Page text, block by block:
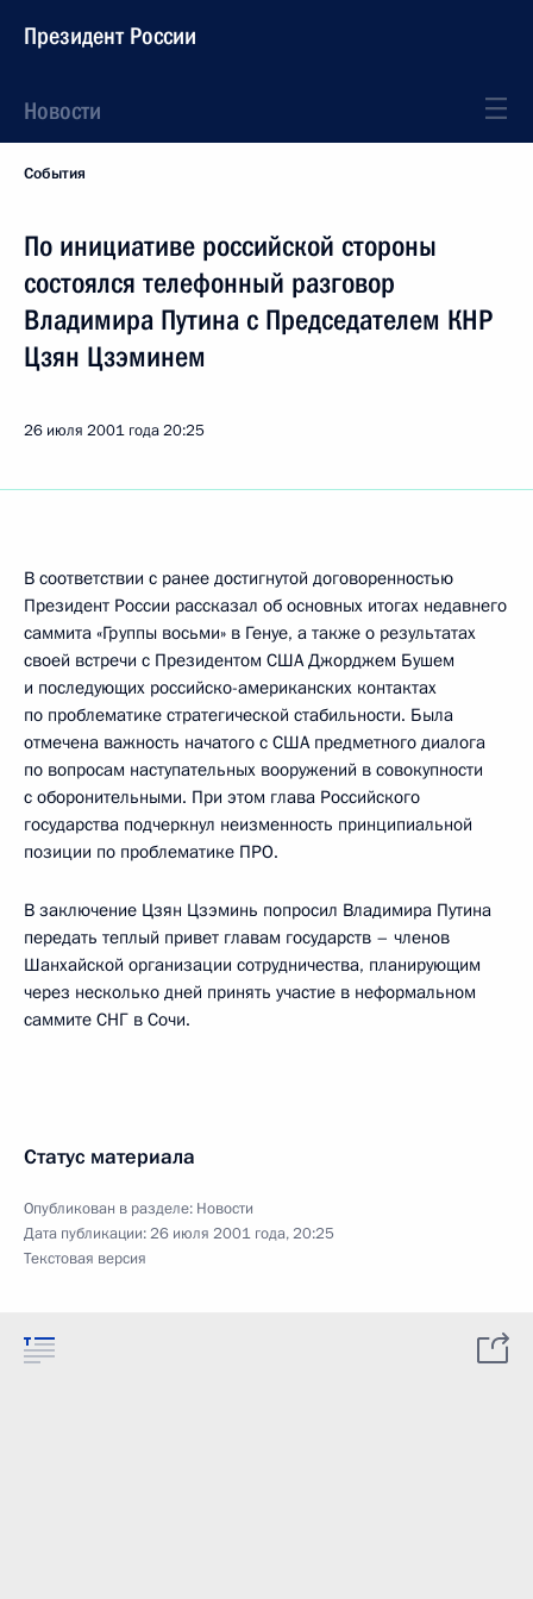
Президент России
Новости
События
По инициативе российской стороны
состоялся телефонный разговор
Владимира Путина с Председателем КНР
Цзян Цзэминем
26 июля 2001 года20:25
В соответствии с ранее достигнутой договоренностью
Президент России рассказал об основных итогах недавнего
саммита «Группы восьми» в Генуе, а также о результатах
своей встречи с Президентом США Джорджем Бушем
и последующих российско-американских контактах
по проблематике стратегической стабильности. Была
отмечена важность начатого с США предметного диалога
по вопросам наступательных вооружений в совокупности
с оборонительными. При этом глава Российского
государства подчеркнул неизменность принципиальной
позиции по проблематике ПРО.
В заключение Цзян Цзэминь попросил Владимира Путина
передать теплый привет главам государств – членов
Шанхайской организации сотрудничества, планирующим
через несколько дней принять участие в неформальном
саммите СНГ в Сочи.
Статус материала
Опубликован в разделе: Новости
Дата публикации:26 июля 2001 года, 20:25
Текстовая версия